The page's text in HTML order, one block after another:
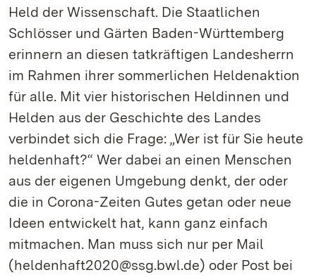
Held der Wissenschaft. Die Staatlichen
Schlösser und Gärten Baden-Württemberg
erinnern an diesen tatkräftigen Landesherrn
im Rahmen ihrer sommerlichen Heldenaktion
für alle. Mit vier historischen Heldinnen und
Helden aus der Geschichte des Landes
verbindet sich die Frage: „Wer ist für Sie heute
heldenhaft?“ Wer dabei an einen Menschen
aus der eigenen Umgebung denkt, der oder
die in Corona-Zeiten Gutes getan oder neue
Ideen entwickelt hat, kann ganz einfach
mitmachen. Man muss sich nur per Mail
(heldenhaft2020@ssg.bwl.de) oder Post bei